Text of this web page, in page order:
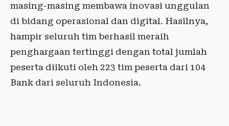
masing-masing membawa inovasi unggulan
di bidang operasional dan digital. Hasilnya,
hampir seluruh tim berhasil meraih
penghargaan tertinggi dengan total jumlah
peserta diikuti oleh 223 tim peserta dari 104
Bank dari seluruh Indonesia.